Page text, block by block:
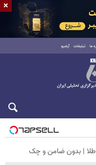
ما تبلیغات آرشیو
×